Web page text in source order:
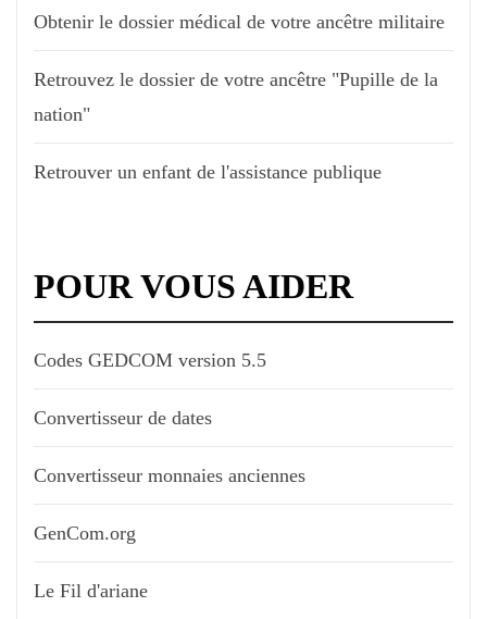
Obtenir le dossier médical de votre ancêtre militaire
Retrouvez le dossier de votre ancêtre "Pupille de la
nation"
Retrouver un enfant de l'assistance publique
POUR VOUS AIDER
Codes GEDCOM version 5.5
Convertisseur de dates
Convertisseur monnaies anciennes
GenCom.org
Le Fil d'ariane